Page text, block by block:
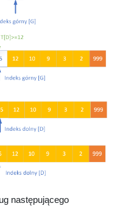
następującego